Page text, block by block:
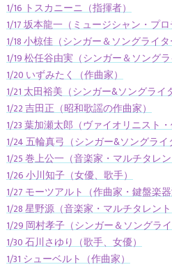
1/16 トスカニーニ（指揮者）
1/17 坂本龍一（ミュージシャン・プ
1/18 小椋佳（シンガー＆ソングライ
1/19 松任谷由実（シンガー＆ソング
1/20 いずみたく（作曲家）
1/21 太田裕美（シンガー&ソングライ
1/22 吉田正（昭和歌謡の作曲家）
1/23 葉加瀬太郎（ヴァイオリニスト
1/24 五輪真弓（シンガー&ソングライ
1/25 巻上公一（音楽家・マルチタレ
1/26 小川知子（女優、歌手）
1/27 モーツアルト（作曲家・鍵盤楽
1/28 星野源（音楽家・マルチタレン
1/29 岡村孝子（シンガー＆ソングラ
1/30 石川さゆり（歌手、女優）
1/31 シューベルト（作曲家）